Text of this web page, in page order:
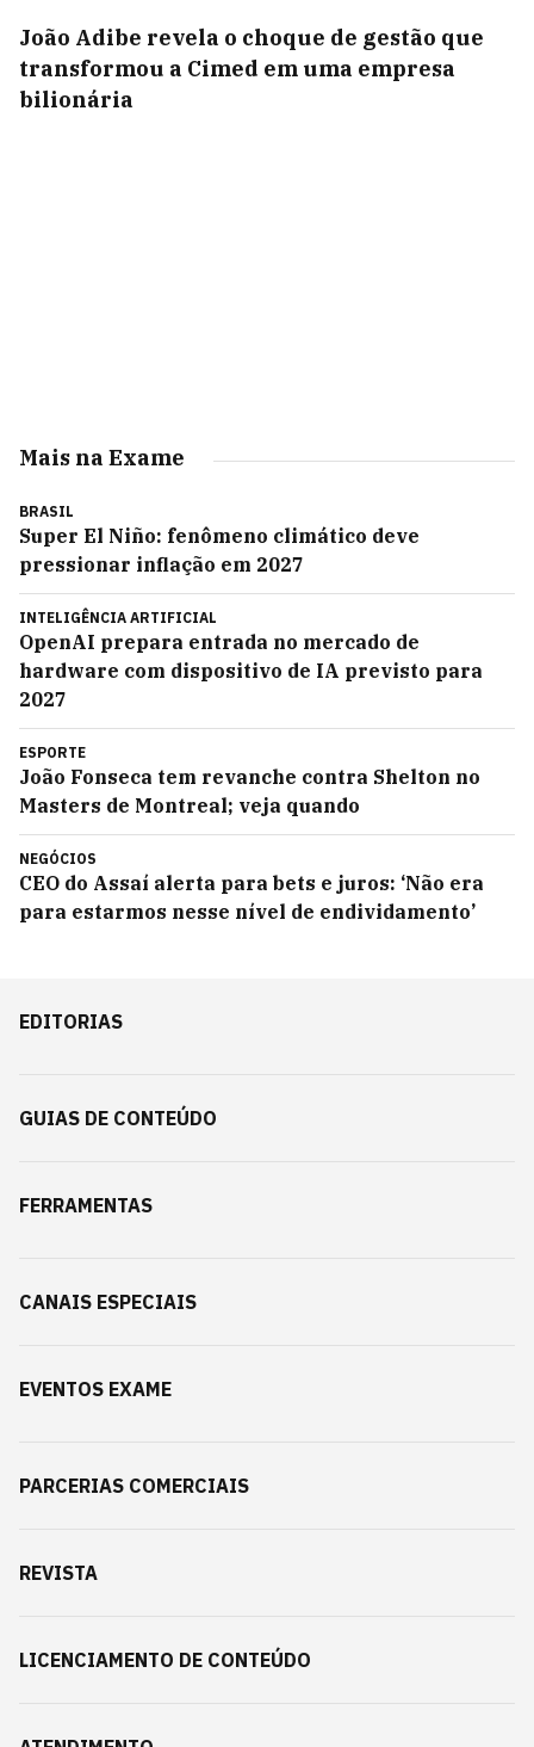
João Adibe revela o choque de gestão que
transformou a Cimed em uma empresa
bilionária
Mais na Exame
BRASIL
Super El Niño: fenômeno climático deve
pressionar inflação em 2027
INTELIGÊNCIA ARTIFICIAL
OpenAI prepara entrada no mercado de
hardware com dispositivo de IA previsto para
2027
ESPORTE
João Fonseca tem revanche contra Shelton no
Masters de Montreal; veja quando
NEGÓCIOS
CEO do Assaí alerta para bets e juros: ‘Não era
para estarmos nesse nível de endividamento’
EDITORIAS
GUIAS DE CONTEÚDO
FERRAMENTAS
CANAIS ESPECIAIS
EVENTOS EXAME
PARCERIAS COMERCIAIS
REVISTA
LICENCIAMENTO DE CONTEÚDO